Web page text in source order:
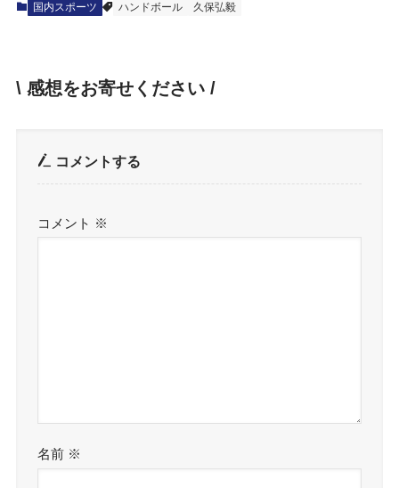
国内スポーツ ハンドボール 久保弘毅
\ 感想をお寄せください /
コメントする
コメント ※
名前 ※